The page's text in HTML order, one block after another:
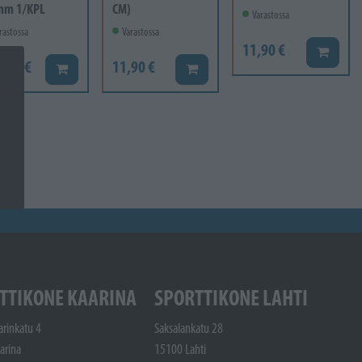
1/KPL
€ Lisää koriin
CM)
Varastossa
11,90 € Lisää koriin
Varastossa
11,90 € Lisää
KAARINA
4
SPORTTIKONE LAHTI
Saksalankatu 28
15100 Lahti